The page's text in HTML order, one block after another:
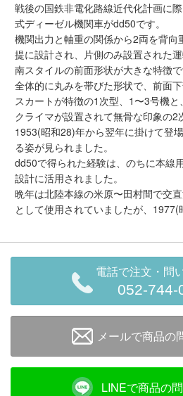
鉄道模型の情報
メルマガ登録
Infomation
ご注文方法
ヘルプページ
ログイン/マイページ
お気に入りリスト
新規会員登録
会員ランクについて
戦後の国鉄非電化路線近代化計画に
式ディーゼル機関車がdd50です。
機関出力と軸重の関係から2両を背
提に設計され、片側のみ設置された
南スタイルの前面形状が大きな特徴で
全体的に丸みを帯びた形状で、前面
スカートが特徴の1次型、1〜3号機
クライマが設置されて無骨な印象の
1953(昭和28)年から翌年に掛けて登
る姿が見られました。
dd50で得られた経験は、のちに本線
設計に活用されました。
晩年は北陸本線の米原〜田村間で交
として使用されていましたが、1977(
電話で注文・問
052-744-
メールで商品の
LINEで商品の